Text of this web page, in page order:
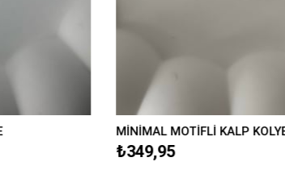
MİNİMAL MOTİFLİ KALP KOLYE
₺349,95